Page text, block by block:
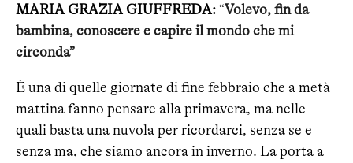
MARIA GRAZIA GIUFFREDA: “Volevo, fin da
bambina, conoscere e capire il mondo che mi
circonda”
È una di quelle giornate di fine febbraio che a metà
mattina fanno pensare alla primavera, ma nelle
quali basta una nuvola per ricordarci, senza se e
senza ma, che siamo ancora in inverno. La porta a